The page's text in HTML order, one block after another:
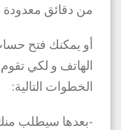
من دقائق معدودة
أو يمكنك فتح
الهاتف و لكي تقوم
الخطوات التالية:
-بعدها سيطلب